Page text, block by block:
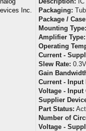
Inc.
Packaging:
Package /
Mounting Type:
Amplifier Type:
Operating
Current -
Slew Rate:
Gain
Current - Input
Voltage - Input
Supplier
Part Status:
Number of
Voltage -